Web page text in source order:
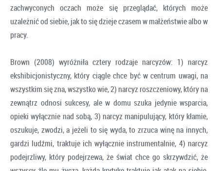
zachwyconych oczach może się przeglądać, których może
uzależnić od siebie, jak to się dzieje czasem w małżeństwie albo w
pracy.
Brown (2008) wyróżniła cztery rodzaje narcyzów: 1) narcyz
ekshibicjonistyczny, który ciągle chce być w centrum uwagi, na
wszystkim się zna, wszystko wie, 2) narcyz roszczeniowy, który na
zewnątrz odnosi sukcesy, ale w domu szuka jedynie wsparcia,
opieki wyłącznie nad sobą, 3) narcyz manipulujący, który kłamie,
oszukuje, zwodzi, a jeżeli to się wyda, to zrzuca winę na innych,
gardzi ludźmi, traktuje ich wyłącznie instrumentalnie, 4) narcyz
podejrzliwy, który podejrzewa, że świat chce go skrzywdzić, że